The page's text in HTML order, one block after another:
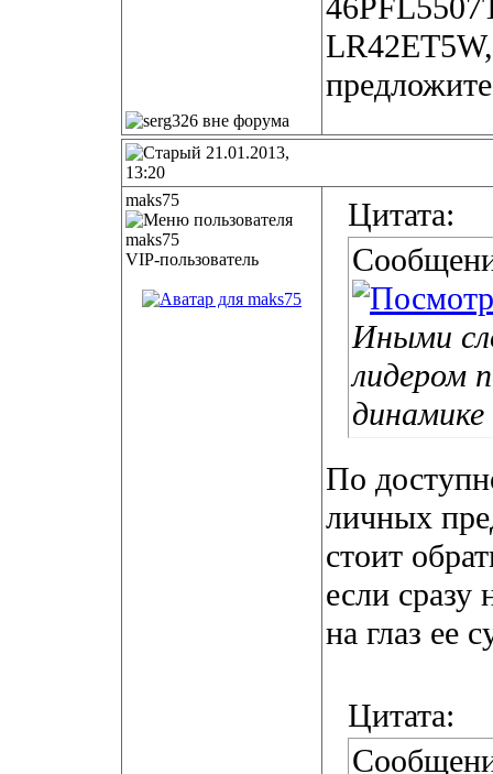
21.01.2013,
13:20
maks75
VIP-пользователь
Цитата:
Иными
лидером
динамике
По
личных
стоит
если
на глаз ее
Цитата: